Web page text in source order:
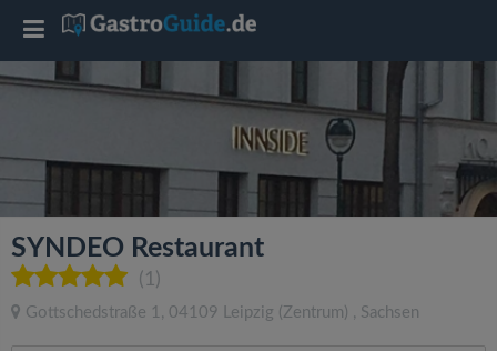
SYNDEO Restaurant
(1)
Gottschedstraße 1 , 04109 Leipzig (Zentrum) , Sachsen
T
o
g
l
e